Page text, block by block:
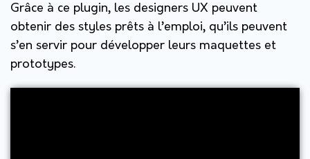
Grâce à ce plugin, les designers UX peuvent
obtenir des styles prêts à l’emploi, qu’ils peuvent
s’en servir pour développer leurs maquettes et
prototypes.